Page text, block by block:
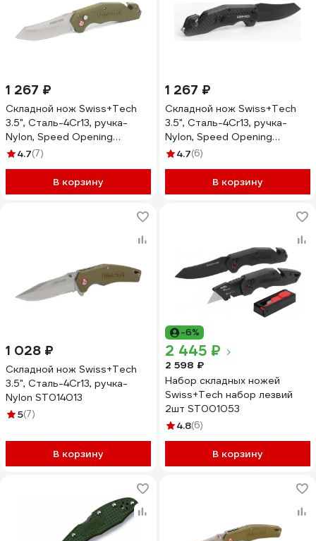
1 267 ₽
Складной нож Swiss+Tech
3.5", Сталь-4Cr13, ручка-
Nylon, Speed Opening
ST014014
4.7(7)
В корзину
1 267 ₽
Складной нож Swiss+Tech
3.5", Сталь-4Cr13, ручка-
Nylon, Speed Opening
ST014015
4.7(6)
В корзину
1 028 ₽
Складной нож Swiss+Tech
3.5", Сталь-4Cr13, ручка-
Nylon ST014013
5(7)
В корзину
-6%
2 445 ₽
2 598 ₽
Набор складных ножей
Swiss+Tech набор лезвий
2шт ST001053
4.8(6)
В корзину